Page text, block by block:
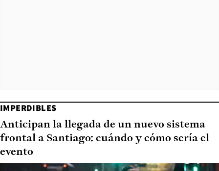
IMPERDIBLES
Anticipan la llegada de un nuevo sistema
frontal a Santiago: cuándo y cómo sería el
evento